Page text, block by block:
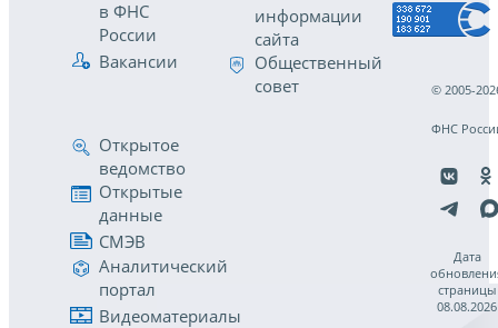
в ФНС
России
Вакансии
информации
сайта
Общественный
совет
Открытое
ведомство
Открытые
данные
СМЭВ
Аналитический
портал
Видеоматериалы
© 2005-
ФНС
Дата
страницы
08.08.2026